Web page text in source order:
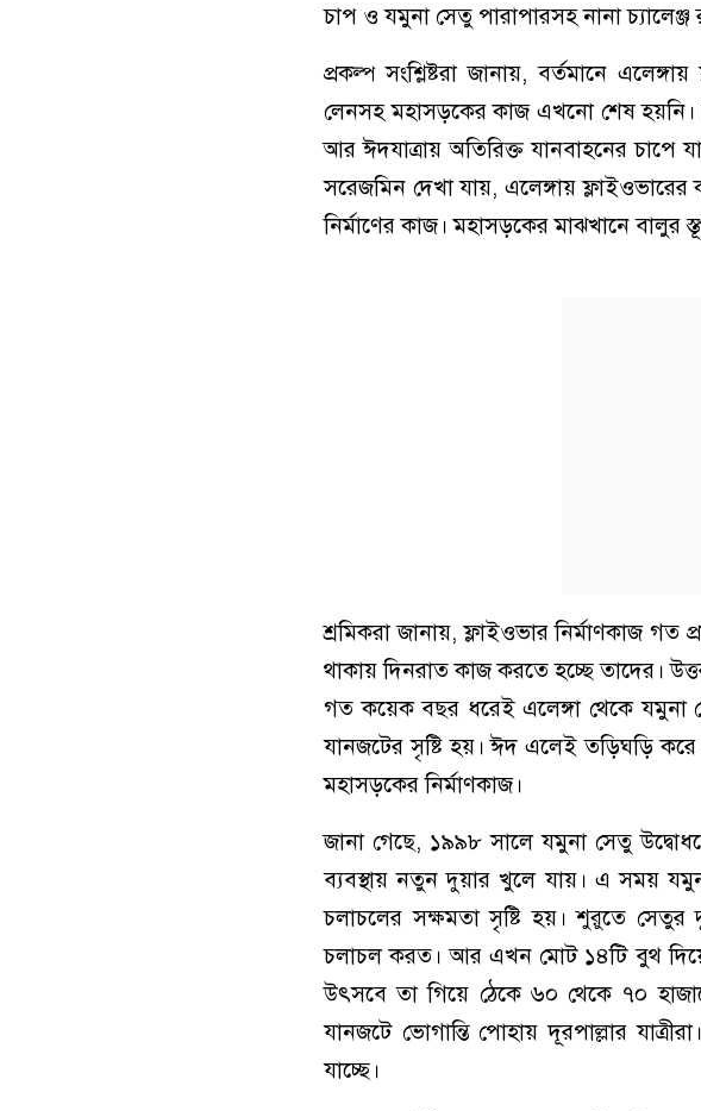
চাপ ও যমুনা সেতু পারাপারসহ নানা চ্যালেঞ্জ
প্রকল্প সংশ্লিষ্টরা জানায়, বর্তমানে
লেনসহ মহাসড়কের কাজ এখনো শেষ হয়নি।
আর ঈদযাত্রায় অতিরিক্ত যানবাহনের চাপে
সরেজমিন দেখা যায়, এলেঙ্গায়
নির্মাণের কাজ। মহাসড়কের মাঝখানে বালুর
শ্রমিকরা জানায়, ফ্লাইওভার নির্মাণকাজ
থাকায় দিনরাত কাজ করতে হচ্ছে তাদের।
গত কয়েক বছর ধরেই এলেঙ্গা থেকে যমুনা
যানজটের সৃষ্টি হয়। ঈদ এলেই তড়িঘড়ি
মহাসড়কের নির্মাণকাজ।
জানা গেছে, ১৯৯৮ সালে যমুনা সেতু
ব্যবস্থায় নতুন দুয়ার খুলে যায়। এ সময়
চলাচলের সক্ষমতা সৃষ্টি হয়। শুরুতে সেতুর
চলাচল করত। আর এখন মোট ১৪টি বুথ
উৎসবে তা গিয়ে ঠেকে ৬০ থেকে ৭০
যানজটে ভোগান্তি পোহায় দূরপাল্লার
যাচ্ছে।